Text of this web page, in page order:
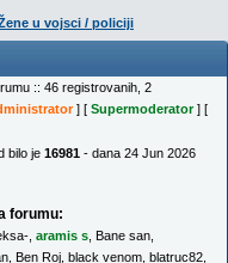
u vojsci / policiji
:: 46 registrovanih, 2
] [ Supermoderator] [
bilo je 16981 - dana 24 Jun 2026
forumu:
aramis s Bane san
Ben Roj black venom blatruc82